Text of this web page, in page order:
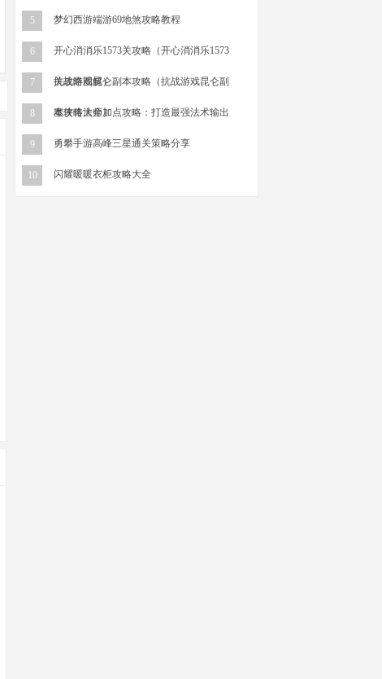
5 梦幻西游端游69地煞攻略教程
6 开心消消乐1573关攻略（开心消消乐1573
关攻略图解）
7 抗战游戏昆仑副本攻略（抗战游戏昆仑副
本攻略大全）
8 魔侠传法师加点攻略：打造最强法术输出
9 勇攀手游高峰三星通关策略分享
10 闪耀暖暖衣柜攻略大全